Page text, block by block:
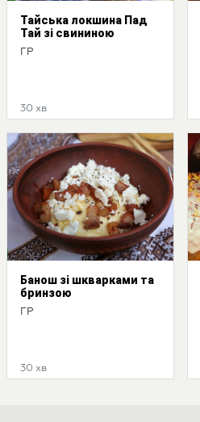
Тайська локшина Пад
Тай зі свининою
ГР
30 хв
Банош зі шкварками та
бринзою
ГР
30 хв